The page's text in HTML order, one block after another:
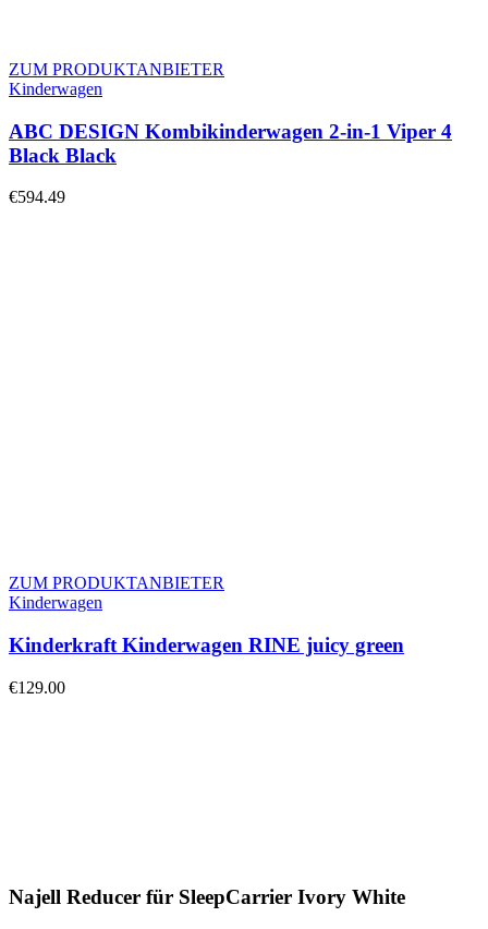
ZUM PRODUKTANBIETER
Kinderwagen
ABC DESIGN Kombikinderwagen 2-in-1 Viper 4
Black Black
€594.49
ZUM PRODUKTANBIETER
Kinderwagen
Kinderkraft Kinderwagen RINE juicy green
€129.00
Najell Reducer für SleepCarrier Ivory White